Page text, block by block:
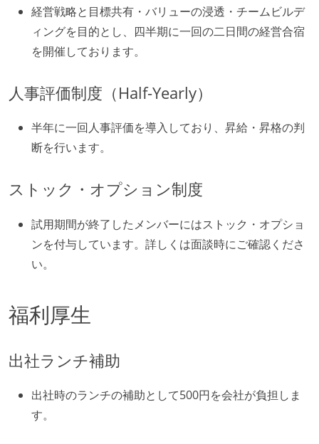
経営戦略と目標共有・バリューの浸透・チームビルデ
ィングを目的とし、四半期に一回の二日間の経営合宿
を開催しております。
人事評価制度（Half-Yearly）
半年に一回人事評価を導入しており、昇給・昇格の判
断を行います。
ストック・オプション制度
試用期間が終了したメンバーにはストック・オプショ
ンを付与しています。詳しくは面談時にご確認くださ
い。
福利厚生
出社ランチ補助
出社時のランチの補助として500円を会社が負担しま
す。